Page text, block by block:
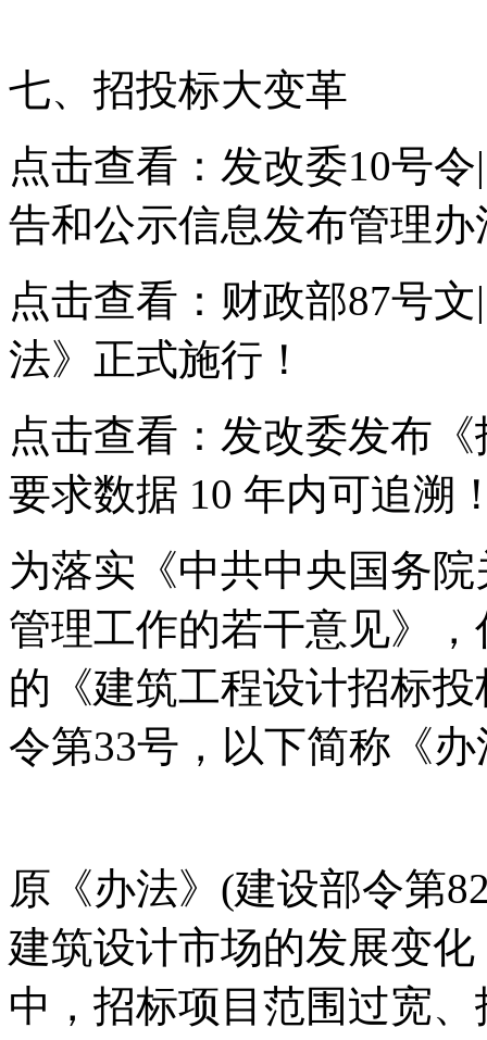
七、招投标大变革
点击查看：发改委10号
告和公示信息发布管理
点击查看：财政部87号
法》正式施行！
点击查看：发改委发布
要求数据 10 年内可追溯
为落实《中共中央国务
管理工作的若干意见》
的《建筑工程设计招标
令第33号，以下简称《
原《办法》(建设部令第
建筑设计市场的发展变
中，招标项目范围过宽